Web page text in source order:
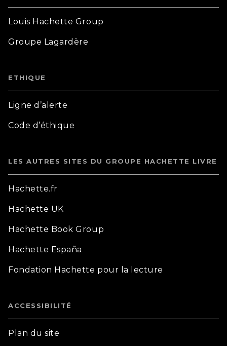
Louis Hachette Group
Groupe Lagardère
ETHIQUE
Ligne d’alerte
Code d’éthique
LES AUTRES SITES DU GROUPE HACHETTE LIVRE
Hachette.fr
Hachette UK
Hachette Book Group
Hachette España
Fondation Hachette pour la lecture
ACCESSIBILITÉ
Plan du site